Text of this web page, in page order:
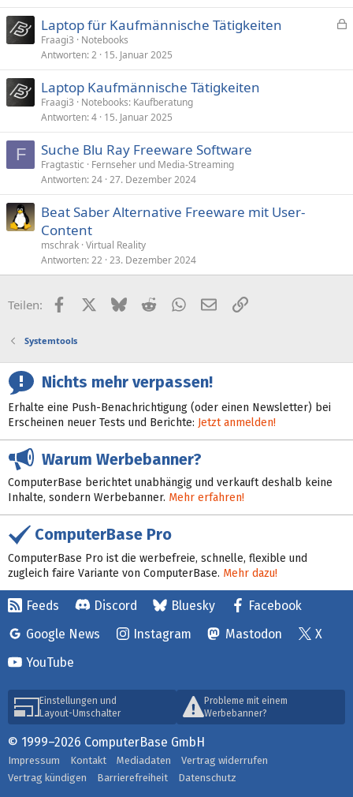
p
Laptop für Kaufmännische Tätigkeiten
Fraagi3
Notebooks
Antworten 2 15. Januar 2025
Laptop Kaufmännische Tätigkeiten
Fraagi3
Notebooks: Kaufberatung
Antworten 4 15. Januar 2025
F Suche Blu Ray Freeware Software
Fragtastic
Fernseher und Media-Streaming
Antworten 24 27. Dezember 2024
Beat Saber Alternative Freeware mit User-
Content
mschrak Virtual Reality
Antworten 22 23. Dezember 2024
Teilen: FacebookX (Twitter)
BlueskyRedditWhatsApp
E-MailLink
Systemtools
Nichts mehr verpassen!
Erhalte eine Push-Benachrichtigung (oder einen Newsletter) bei
Erscheinen neuer Tests und Berichte: Jetzt anmelden!
Warum Werbebanner?
ComputerBase berichtet unabhängig und verkauft deshalb keine
Inhalte, sondern Werbebanner. Mehr erfahren!
ComputerBase Pro
ComputerBase Pro ist die werbefreie, schnelle, flexible und
zugleich faire Variante von ComputerBase. Mehr dazu!
Feeds Discord Bluesky
Facebook
Google News
Instagram Mastodon
X
YouTube
Einstellungen und
Layout-Umschalter
Probleme mit einem
Werbebanner?
© 1999–2026 ComputerBase GmbH
Impressum Kontakt Mediadaten
Vertrag widerrufen
Vertrag kündigen
Barrierefreiheit Datenschutz